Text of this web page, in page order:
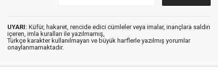
UYARI: Küfür, hakaret, rencide edici cümleler veya imalar, inançlara saldırı
içeren, imla kuralları ile yazılmamış,
Türkçe karakter kullanılmayan ve büyük harflerle yazılmış yorumlar
onaylanmamaktadır.